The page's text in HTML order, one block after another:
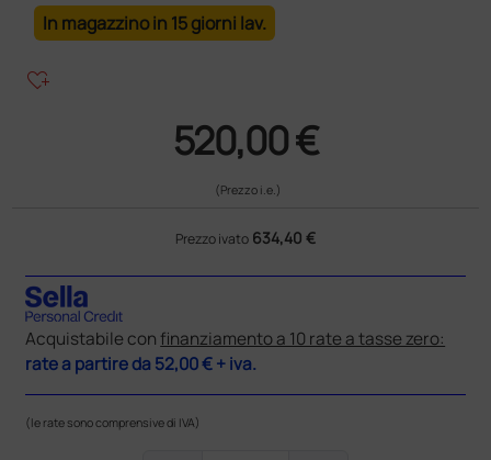
In magazzino in 15 giorni lav.
heart_plus
520,00 €
(Prezzo i.e.)
Prezzo ivato 634,40 €
Acquistabile con finanziamento a 10 rate a tasse zero:
rate a partire da52,00 €+ iva.
(le rate sono comprensive di IVA)